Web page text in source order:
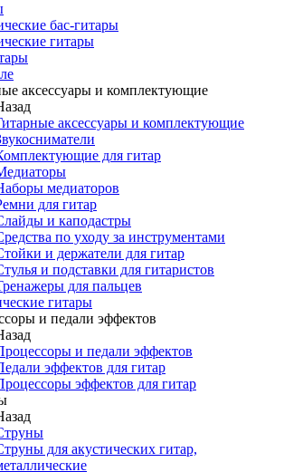
бас-гитары
гитары
аксессуары и комплектующие
аксессуары и комплектующие
для гитар
медиаторов
для гитар
и каподастры
по уходу за инструментами
и держатели для гитар
и подставки для гитаристов
для пальцев
гитары
и педали эффектов
и педали эффектов
эффектов для гитар
эффектов для гитар
для акустических гитар,